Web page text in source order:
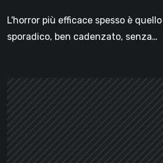
L'horror più efficace spesso è
sporadico, ben cadenzato, senza…